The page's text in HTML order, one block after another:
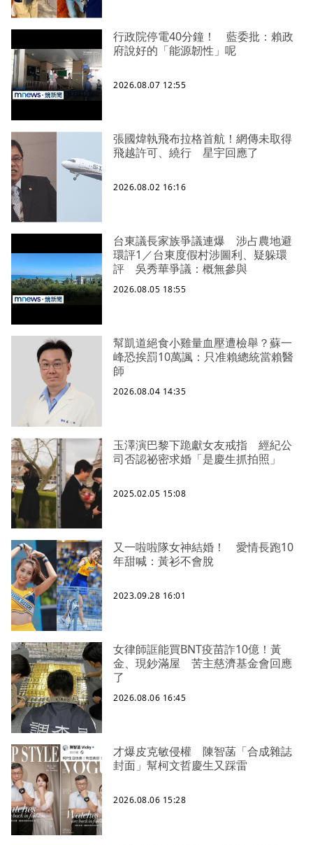
行政院停電40分鐘！ 藍委批：賴政
府說好的「能源韌性」呢
2026.08.07 12:55
張國煒執飛布拉格首航！網傳未取得
飛越許可、繞行 星宇回應了
2026.08.02 16:16
台東議長家族爭議連爆 涉占農地避
環評1／台東度假村涉圖利、疑躲環
評 吳秀華爭議：概無參與
2026.08.05 18:55
幫凱道絕食小雞量血壓遭檢舉？蘇一
峰恐挨罰10萬諷：只准賴總統當賴醫
師
2026.08.04 14:35
玉澤演巴黎下跪獻女友戒指 經紀公
司否認祕密求婚「是慶生抓拍照」
2025.02.05 15:08
又一啦啦隊女神結婚！ 愛情長跑10
年甜喊：黃衫不會脫
2023.09.28 16:01
女律師誆能買BNT疫苗詐10億！黃
金、現鈔滿屋 苦主慈濟基金會回應
了
2026.08.06 16:45
才爆皮克敏侵權 陳智菡「合成雜誌
封面」幫柯文哲慶生又踩雷
2026.08.06 15:28